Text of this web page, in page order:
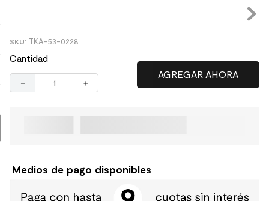
: TKA-53-0228
Cantidad
＋
－
Medios de pago disponibles